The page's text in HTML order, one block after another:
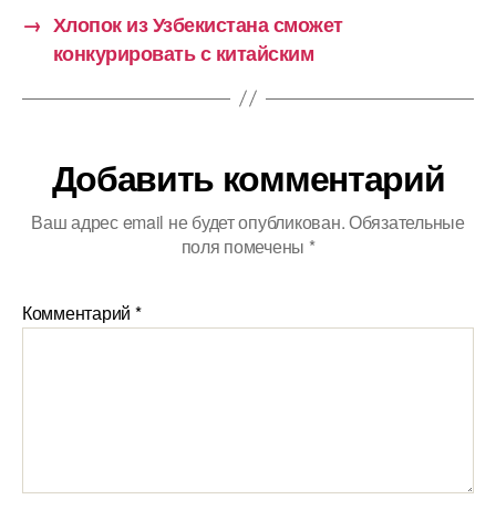
→ Хлопок из Узбекистана сможет
конкурировать с китайским
Добавить комментарий
Ваш адрес email не будет опубликован.Обязательные
поля помечены *
Комментарий *